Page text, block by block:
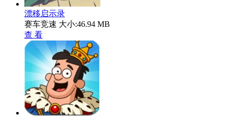
漂移启示录
赛车竞速 大小:46.94 MB
查 看